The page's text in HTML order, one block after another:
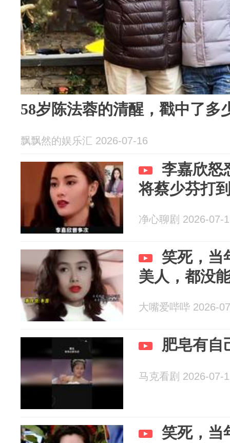
58岁陈法蓉的清醒，戳中了多
飘飘然的娱乐汇 2026-07-16
李嘉欣怒
将蔡少芬打
净心聊剧 2026-07-
笑死，当
美人，都没
大嘴爱哔哔 2026-
肥皂有自
马克看剧 2026-07-
笑死，当